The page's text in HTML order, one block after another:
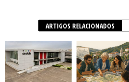
ARTIGOS RELACIONADOS